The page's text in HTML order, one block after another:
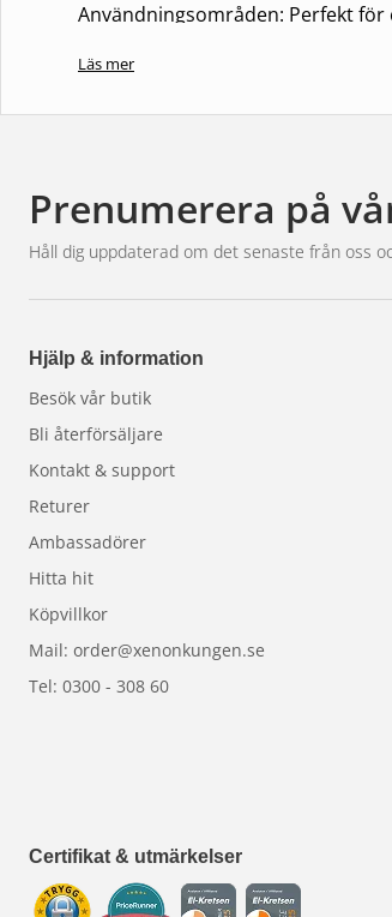
Användningsområden: Perfekt
Funktioner och
Energieffektiv och
Svart sarg för en diskret och
IP67-klassificering för
Läs mer
Prenumerera på
Håll dig uppdaterad om det senaste från oss
Hjälp & information
Besök vår butik
Bli återförsäljare
Kontakt & support
Returer
Ambassadörer
Hitta hit
Köpvillkor
Mail: order@xenonkungen.se
Tel: 0300 - 308 60
Certifikat & utmärkelser